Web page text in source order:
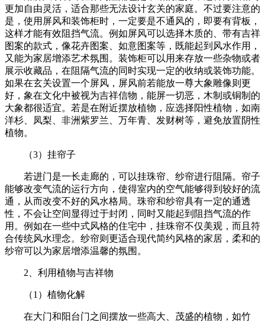
更加自由灵活，适合那些无法设计玄关的家庭。不过要注意的
是，使用屏风和装饰柜时，一定要是不通风的，即要有背板，
这样才能有效阻挡气流。例如屏风可以选择木质的、带有吉祥
图案的款式，像花卉图案、如意图案等，既能起到风水作用，
又能为家居增添艺术氛围。装饰柜可以用来存放一些杂物或者
展示收藏品，在阻隔气流的同时实现一定的收纳或装饰功能。
如果在玄关设置一个屏风，屏风前若能放一尊大象雕像则更
好，象在文化中被视为吉祥信物，能屏一切恶，木制或铜制的
大象都很适宜。若是在附近摆放植物，应选择阳性植物，如南
洋杉、凤梨、非洲紫罗兰、万年青、发财树等，避免放置阴性
植物。
（3）挂帘子
若进门是一长走廊的，可以挂珠帘、纱帘进行阻隔。帘子
能够改变气流的运行方向，使得室内的空气能够得到较好的流
通，从而改变不好的风水格局。珠帘和纱帘具有一定的通透
性，不会让空间显得过于封闭，同时又能起到阻挡气流的作
用。例如在一些中式风格的住宅中，挂珠帘不仅美观，而且符
合传统风水理念。纱帘则更适合现代简约风格的家居，柔和的
纱帘可以为家居增添温馨的氛围。
2、利用植物与吉祥物
（1）植物化解
在大门和阳台门之间摆放一些高大、茂盛的植物，如竹